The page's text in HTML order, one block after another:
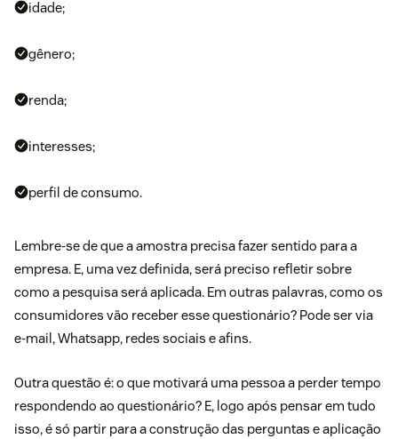
idade;
gênero;
renda;
interesses;
perfil de consumo.
Lembre-se de que a amostra precisa fazer sentido para a
empresa. E, uma vez definida, será preciso refletir sobre
como a pesquisa será aplicada. Em outras palavras, como os
consumidores vão receber esse questionário? Pode ser via
e-mail, Whatsapp, redes sociais e afins.
Outra questão é: o que motivará uma pessoa a perder tempo
respondendo ao questionário? E, logo após pensar em tudo
isso, é só partir para a construção das perguntas e aplicação